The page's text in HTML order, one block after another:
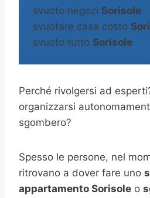
svuoto negozi Sorisole
svuotare casa costo
svuoto tutto Sorisole
Perché rivolgersi ad
organizzarsi
sgombero?
Spesso le persone, nel
ritrovano a dover fare uno
appartamento Sorisole o